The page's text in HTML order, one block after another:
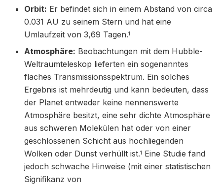
Orbit: Er befindet sich in einem Abstand von circa
0.031 AU zu seinem Stern und hat eine
Umlaufzeit von 3,69 Tagen.1
Atmosphäre: Beobachtungen mit dem Hubble-
Weltraumteleskop lieferten ein sogenanntes
flaches Transmissionsspektrum. Ein solches
Ergebnis ist mehrdeutig und kann bedeuten, dass
der Planet entweder keine nennenswerte
Atmosphäre besitzt, eine sehr dichte Atmosphäre
aus schweren Molekülen hat oder von einer
geschlossenen Schicht aus hochliegenden
Wolken oder Dunst verhüllt ist.1 Eine Studie fand
jedoch schwache Hinweise (mit einer statistischen
Signifikanz von